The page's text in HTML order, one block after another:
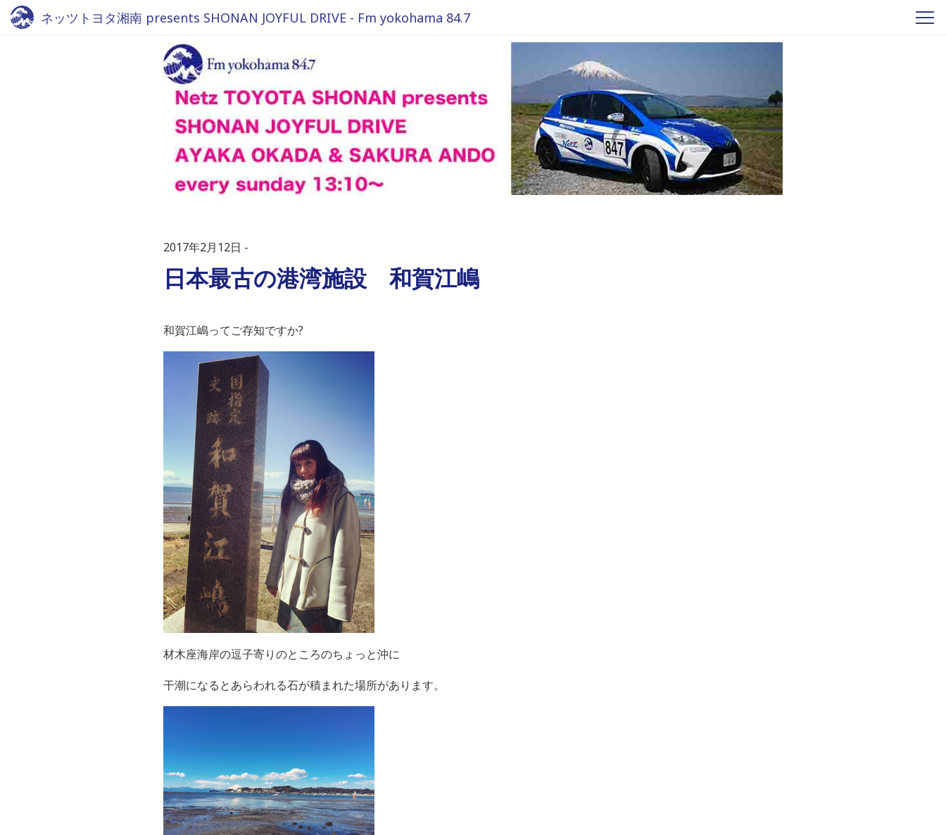
ネッツトヨタ湘南 presents SHONAN JOYFUL DRIVE - Fm yokohama 84.7
2017年2月12日
日本最古の港湾施設 和賀江嶋
和賀江嶋ってご存知ですか?
材木座海岸の逗子寄りのところのちょっと沖に
干潮になるとあらわれる石が積まれた場所があります。